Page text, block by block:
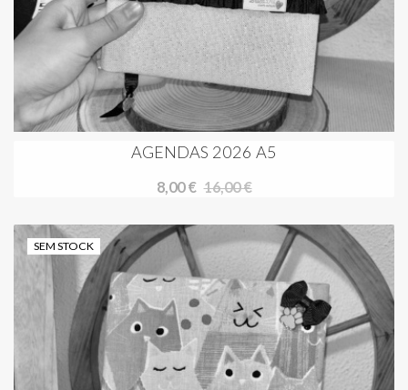
AGENDAS 2026 A5
8,00 € 16,00 €
SEM STOCK